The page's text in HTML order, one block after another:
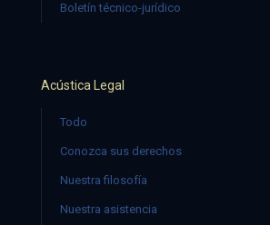
Boletín técnico-jurídico
Acústica Legal
Todo
Conozca sus derechos
Nuestra filosofía
Nuestra asistencia